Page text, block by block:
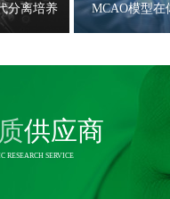
分离培养 MCAO模型在
供应商
RESEARCH SERVICE